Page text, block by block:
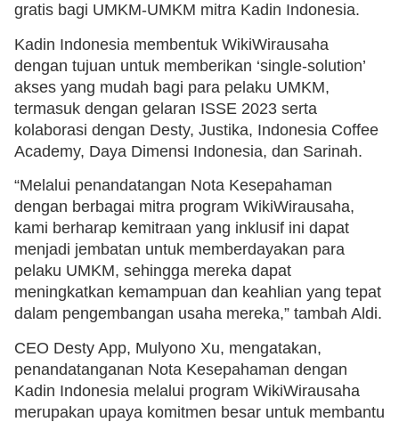
gratis bagi UMKM-UMKM mitra Kadin Indonesia.
Kadin Indonesia membentuk WikiWirausaha
dengan tujuan untuk memberikan ‘single-solution’
akses yang mudah bagi para pelaku UMKM,
termasuk dengan gelaran ISSE 2023 serta
kolaborasi dengan Desty, Justika, Indonesia Coffee
Academy, Daya Dimensi Indonesia, dan Sarinah.
“Melalui penandatangan Nota Kesepahaman
dengan berbagai mitra program WikiWirausaha,
kami berharap kemitraan yang inklusif ini dapat
menjadi jembatan untuk memberdayakan para
pelaku UMKM, sehingga mereka dapat
meningkatkan kemampuan dan keahlian yang tepat
dalam pengembangan usaha mereka,” tambah Aldi.
CEO Desty App, Mulyono Xu, mengatakan,
penandatanganan Nota Kesepahaman dengan
Kadin Indonesia melalui program WikiWirausaha
merupakan upaya komitmen besar untuk membantu